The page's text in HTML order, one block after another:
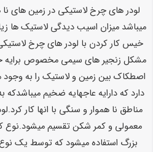
لودر های چرخ لاستیکی در زمین های
میباشد میزان اسیب دیدگی لاستیک ها
خیس کار کردن با لودر های چرخ
مشکل زنجیر های سیمی مخصوص برایه
اصطکاک بین زمین و لاستیک را به وجود
دارد که دارایه عاجهایه ضخیم میباشدکه
مناطق نا هموار و سنگی با انها کار
معمولی و کمر شکن تقسیم میشود.نوع
بزرگ استفاده میشود که توسط یک